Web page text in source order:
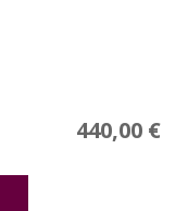
440,00 €